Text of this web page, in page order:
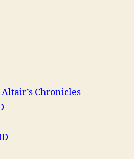
Altair’s Chronicles